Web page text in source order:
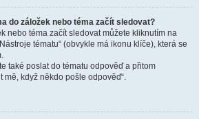
do záložek nebo téma začít sledovat?
nebo téma začít sledovat můžete kliknutím na
tématu“ (obvykle má ikonu klíče), která se
také poslat do tématu odpověď a přitom
mě, když někdo pošle odpověď“.